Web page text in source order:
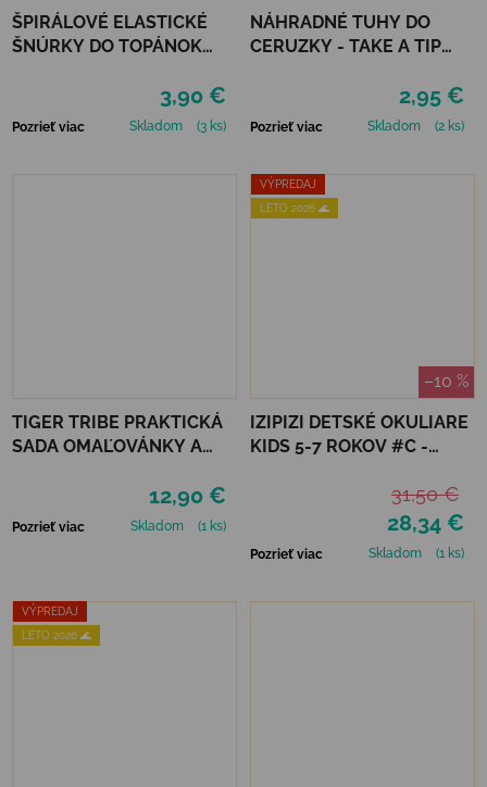
ŠPIRÁLOVÉ ELASTICKÉ
ŠNÚRKY DO TOPÁNOK
3,90 €
Pozrieť viac Skladom (3 ks)
NÁHRADNÉ TUHY DO
CERUZKY - TAKE A TIP
2,95 €
Pozrieť viac Skladom (2 ks)
TIGER TRIBE PRAKTICKÁ
SADA OMAĽOVÁNKY A
12,90 €
Pozrieť viac Skladom (1 ks)
VÝPREDAJ
LETO 2026 🌊
–10 %
IZIPIZI DETSKÉ OKULIARE
KIDS 5-7 ROKOV #C -
28,34 €
31,50 €
Pozrieť viac Skladom (1 ks)
VÝPREDAJ
LETO 2026 🌊